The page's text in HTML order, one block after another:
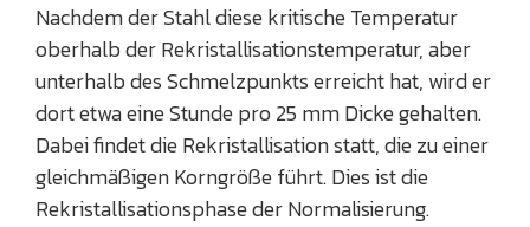
Nachdem der Stahl diese kritische Temperatur
oberhalb der Rekristallisationstemperatur, aber
unterhalb des Schmelzpunkts erreicht hat, wird er
dort etwa eine Stunde pro 25 mm Dicke gehalten.
Dabei findet die Rekristallisation statt, die zu einer
gleichmäßigen Korngröße führt. Dies ist die
Rekristallisationsphase der Normalisierung.